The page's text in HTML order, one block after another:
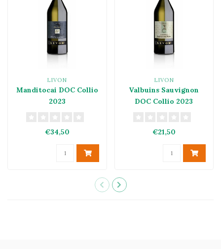
LIVON
Manditocai DOC Collio
2023
€34,50
LIVON
Valbuins Sauvignon
DOC Collio 2023
€21,50